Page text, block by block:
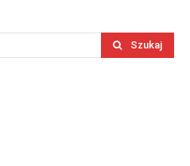
Szukaj